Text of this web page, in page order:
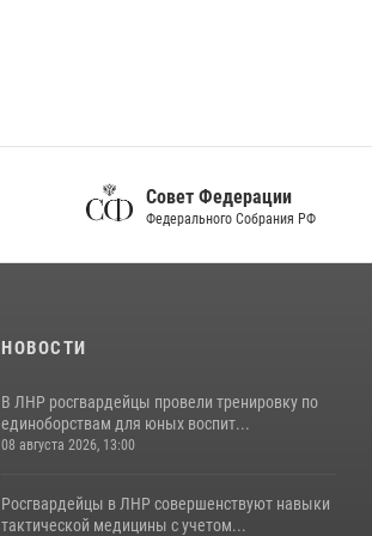
Совет Федерации
Федерального Собрания РФ
НОВОСТИ
В ЛНР росгвардейцы провели тренировку по
единоборствам для юных воспит...
08 августа 2026, 13:00
Росгвардейцы в ЛНР совершенствуют навыки
тактической медицины с учетом...